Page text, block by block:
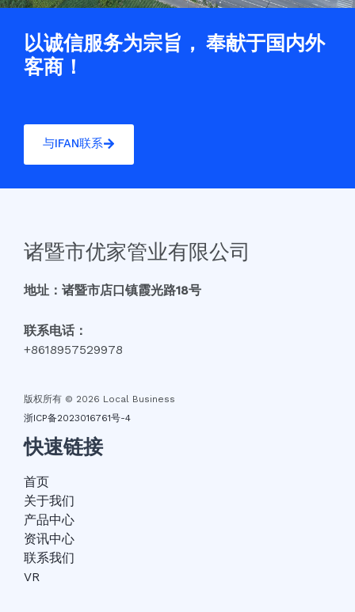
以诚信服务为宗旨， 奉献于国内外
客商！
与IFAN联系
诸暨市优家管业有限公司
地址：诸暨市店口镇霞光路18号
联系电话：
+8618957529978
版权所有 © 2026 Local Business
浙ICP备2023016761号-4
快速链接
首页
关于我们
产品中心
资讯中心
联系我们
VR